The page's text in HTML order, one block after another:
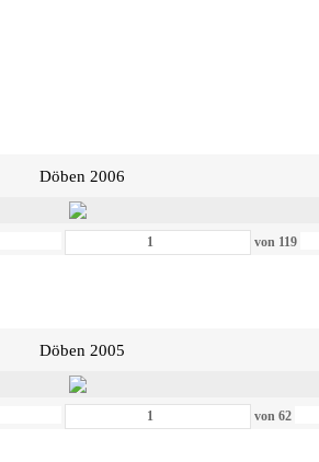
Döben 2006
von 119
Döben 2005
von62